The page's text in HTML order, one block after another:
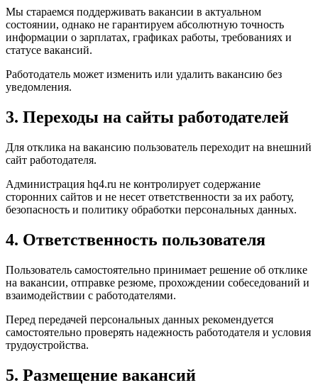
Мы стараемся поддерживать вакансии в актуальном
состоянии, однако не гарантируем абсолютную точность
информации о зарплатах, графиках работы, требованиях и
статусе вакансий.
Работодатель может изменить или удалить вакансию без
уведомления.
3. Переходы на сайты работодателей
Для отклика на вакансию пользователь переходит на внешний
сайт работодателя.
Администрация hq4.ru не контролирует содержание
сторонних сайтов и не несет ответственности за их работу,
безопасность и политику обработки персональных данных.
4. Ответственность пользователя
Пользователь самостоятельно принимает решение об отклике
на вакансии, отправке резюме, прохождении собеседований и
взаимодействии с работодателями.
Перед передачей персональных данных рекомендуется
самостоятельно проверять надежность работодателя и условия
трудоустройства.
5. Размещение вакансий